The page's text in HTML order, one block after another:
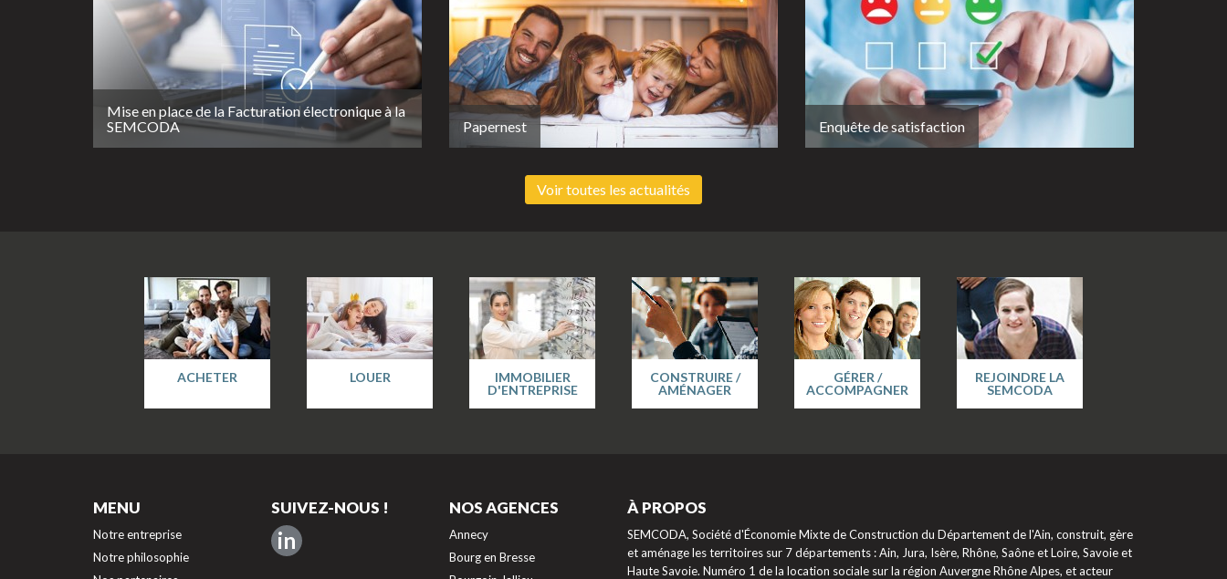
Mise en place de la Facturation électronique à la
SEMCODA
Papernest Enquête de satisfaction
Voir toutes les actualités
ACHETER LOUER
IMMOBILIER
D'ENTREPRISE
CONSTRUIRE /
AMÉNAGER
GÉRER /
ACCOMPAGNER
REJOINDRE LA
SEMCODA
MENU
Notre entreprise
Notre philosophie
SUIVEZ-NOUS !
in
NOS AGENCES
Annecy
Bourg en Bresse
À PROPOS
SEMCODA, Société d'Économie Mixte de Construction du Département de l'Ain, construit, gère
et aménage les territoires sur 7 départements : Ain, Jura, Isère, Rhône, Saône et Loire, Savoie et
Haute Savoie. Numéro 1 de la location sociale sur la région Auvergne Rhône Alpes, et acteur